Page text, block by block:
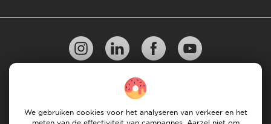
10 regels voor succesvol verhuizen
Richtlijnen voor betaling Algemene Voorwaarden
We gebruiken cookies voor het analyseren van verkeer en het